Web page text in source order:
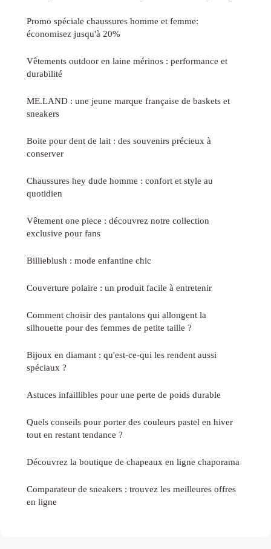
Promo spéciale chaussures homme et femme:
économisez jusqu'à 20%
Vêtements outdoor en laine mérinos : performance et
durabilité
ME.LAND : une jeune marque française de baskets et
sneakers
Boite pour dent de lait : des souvenirs précieux à
conserver
Chaussures hey dude homme : confort et style au
quotidien
Vêtement one piece : découvrez notre collection
exclusive pour fans
Billieblush : mode enfantine chic
Couverture polaire : un produit facile à entretenir
Comment choisir des pantalons qui allongent la
silhouette pour des femmes de petite taille ?
Bijoux en diamant : qu'est-ce-qui les rendent aussi
spéciaux ?
Astuces infaillibles pour une perte de poids durable
Quels conseils pour porter des couleurs pastel en hiver
tout en restant tendance ?
Découvrez la boutique de chapeaux en ligne chaporama
Comparateur de sneakers : trouvez les meilleures offres
en ligne